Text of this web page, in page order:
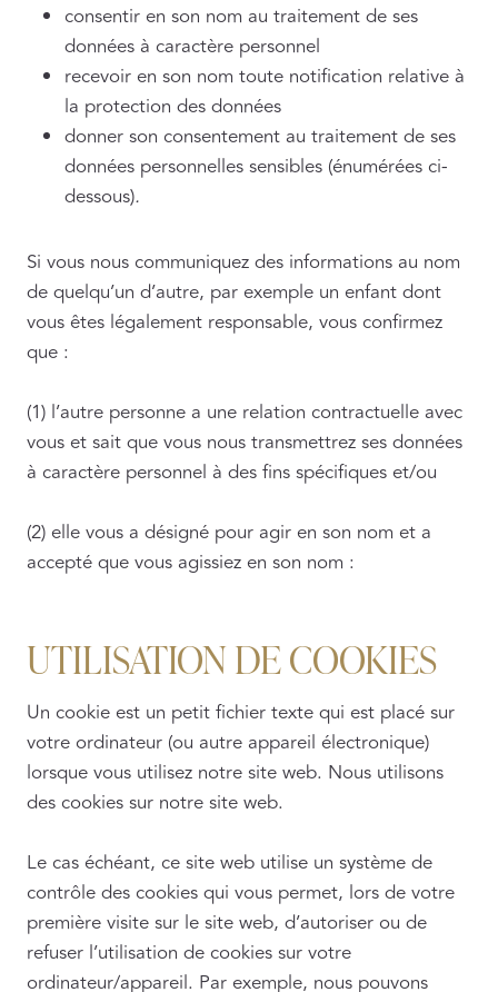
consentir en son nom au traitement de ses
données à caractère personnel
recevoir en son nom toute notification relative à
la protection des données
donner son consentement au traitement de ses
données personnelles sensibles (énumérées ci-
dessous).
Si vous nous communiquez des informations au nom
de quelqu’un d’autre, par exemple un enfant dont
vous êtes légalement responsable, vous confirmez
que :
(1) l’autre personne a une relation contractuelle avec
vous et sait que vous nous transmettrez ses données
à caractère personnel à des fins spécifiques et/ou
(2) elle vous a désigné pour agir en son nom et a
accepté que vous agissiez en son nom :
UTILISATION DE COOKIES
Un cookie est un petit fichier texte qui est placé sur
votre ordinateur (ou autre appareil électronique)
lorsque vous utilisez notre site web. Nous utilisons
des cookies sur notre site web.
Le cas échéant, ce site web utilise un système de
contrôle des cookies qui vous permet, lors de votre
première visite sur le site web, d’autoriser ou de
refuser l’utilisation de cookies sur votre
ordinateur/appareil. Par exemple, nous pouvons